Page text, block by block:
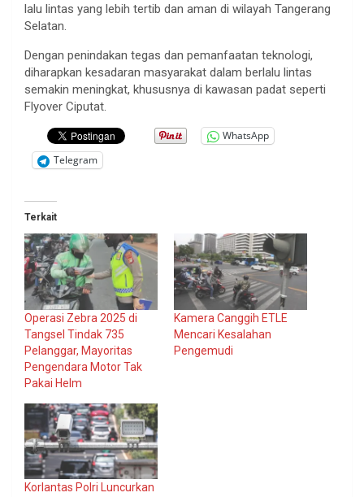
lalu lintas yang lebih tertib dan aman di wilayah Tangerang
Selatan.
Dengan penindakan tegas dan pemanfaatan teknologi,
diharapkan kesadaran masyarakat dalam berlalu lintas
semakin meningkat, khususnya di kawasan padat seperti
Flyover Ciputat.
WhatsApp
Telegram
Terkait
Operasi Zebra 2025 di
Tangsel Tindak 735
Pelanggar, Mayoritas
Pengendara Motor Tak
Pakai Helm
Kamera Canggih ETLE
Mencari Kesalahan
Pengemudi
Korlantas Polri Luncurkan